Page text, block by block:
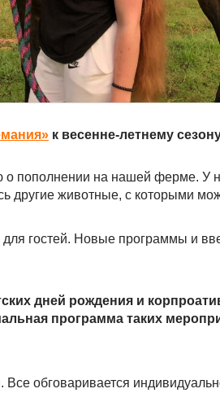
к весенне-летнему
о пополнении на нашей ферме. У
другие животные, с которыми
гостей. Новые программы и
дней рождения и
программа таких
обговаривается